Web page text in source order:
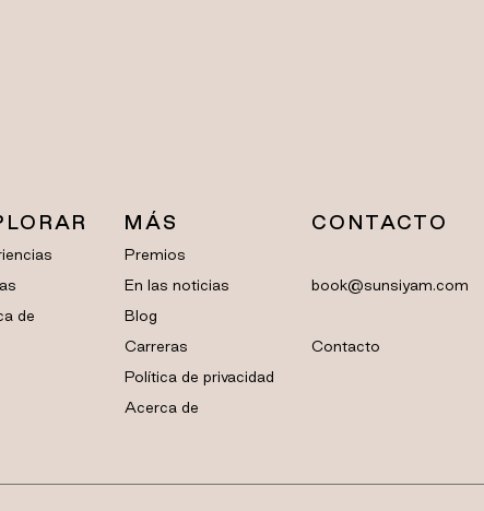
de
MÁS
Premios
En las noticias
Blog
Carreras
Política de privacidad
Acerca de
CONTACTO
book@sunsiyam.com
Contacto